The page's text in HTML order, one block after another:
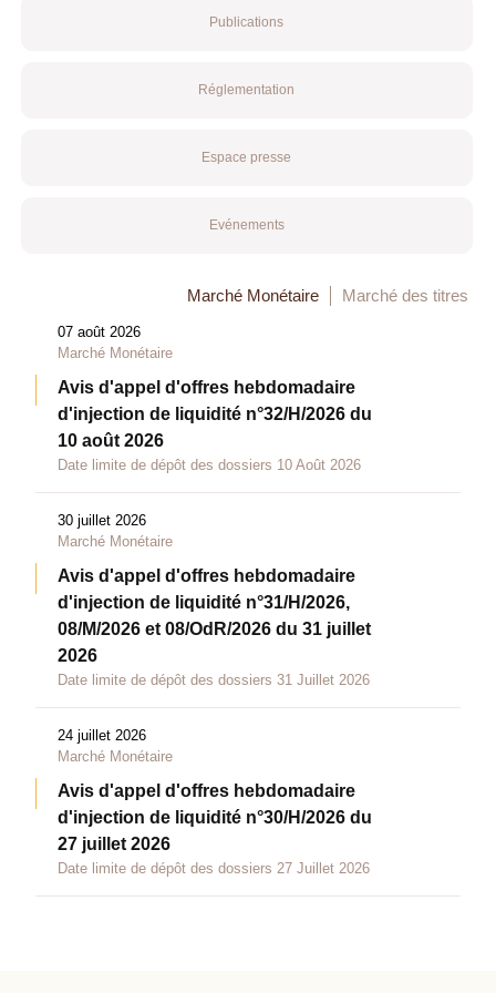
Publications
Réglementation
Espace presse
Evénements
Marché Monétaire Marché des titres
07 août 2026
Marché Monétaire
Avis d'appel d'offres hebdomadaire
d'injection de liquidité n°32/H/2026 du
10 août 2026
Date limite de dépôt des dossiers 10 Août 2026
30 juillet 2026
Marché Monétaire
Avis d'appel d'offres hebdomadaire
d'injection de liquidité n°31/H/2026,
08/M/2026 et 08/OdR/2026 du 31 juillet
2026
Date limite de dépôt des dossiers 31 Juillet 2026
24 juillet 2026
Marché Monétaire
Avis d'appel d'offres hebdomadaire
d'injection de liquidité n°30/H/2026 du
27 juillet 2026
Date limite de dépôt des dossiers 27 Juillet 2026